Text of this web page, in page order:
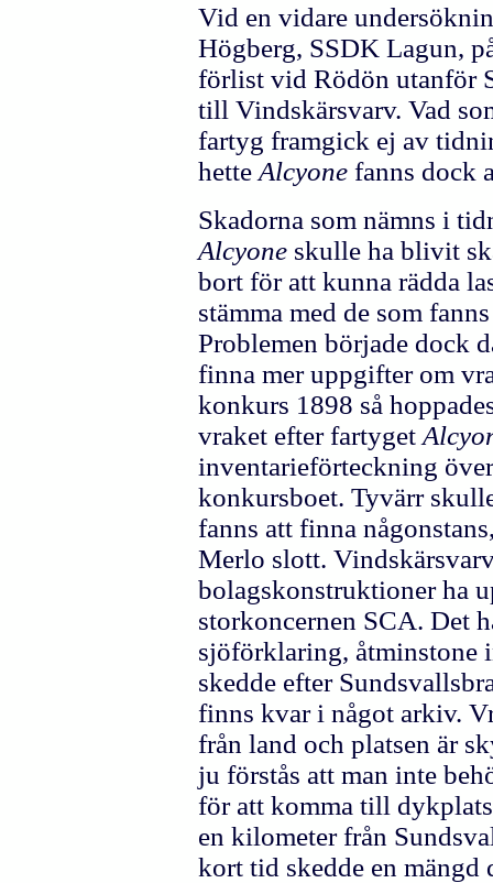
Vid en vidare
Högberg, SSDK Lagun,
förlist vid Rödön utanför
till Vindskärsvarv. Vad
fartyg framgick ej av
hette Alcyone fanns dock
Skadorna som nämns i
Alcyone skulle ha blivit
bort för att kunna rädda
stämma med de som
Problemen började dock
finna mer uppgifter om
konkurs 1898 så
vraket efter fartyget
inventarieförteckning
konkursboet. Tyvärr
fanns att finna
Merlo slott.
bolagskonstruktioner ha
storkoncernen SCA. Det
sjöförklaring, åtminstone
skedde efter
finns kvar i något arkiv.
från land och platsen är
ju förstås att man inte
för att komma till
en kilometer från
kort tid skedde en